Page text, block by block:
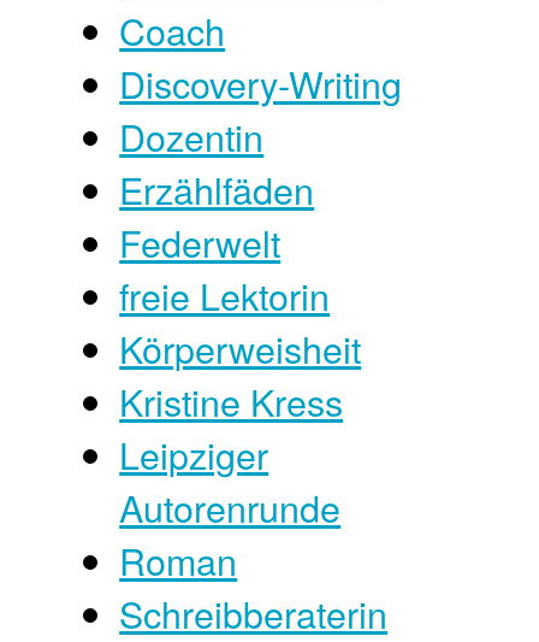
Coach
Discovery-Writing
Dozentin
Erzählfäden
Federwelt
freie Lektorin
Körperweisheit
Kristine Kress
Leipziger
Autorenrunde
Roman
Schreibberaterin